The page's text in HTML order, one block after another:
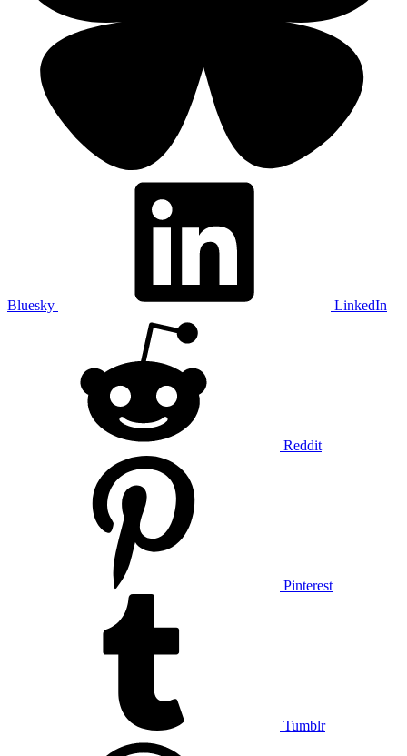
Bluesky LinkedIn
Reddit
Pinterest
Tumblr